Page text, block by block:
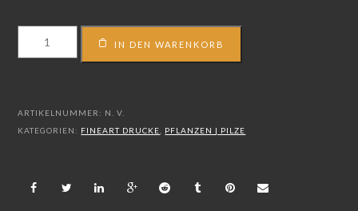
Menge
IN DEN WARENKORB
ARTIKELNUMMER: N. V.
KATEGORIEN: FINEART DRUCKE PFLANZEN | PILZE